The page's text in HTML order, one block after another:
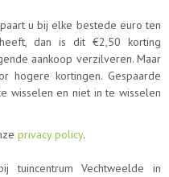
u bij elke bestede euro ten
dan is dit €2,50 korting
aankoop verzilveren. Maar
hogere kortingen. Gespaarde
wisselen en niet in te wisselen
privacy policy.
Vechtweelde in